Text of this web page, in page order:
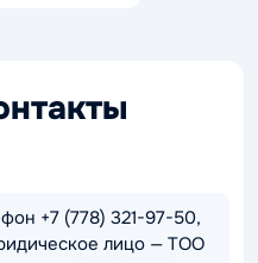
+7 (778) 321-97-50,
лицо — TOO